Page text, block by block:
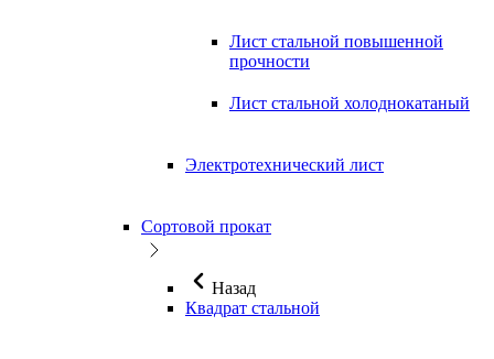
Лист стальной повышенной
прочности
Лист стальной холоднокатаный
Электротехнический лист
Сортовой прокат
Назад
Квадрат стальной